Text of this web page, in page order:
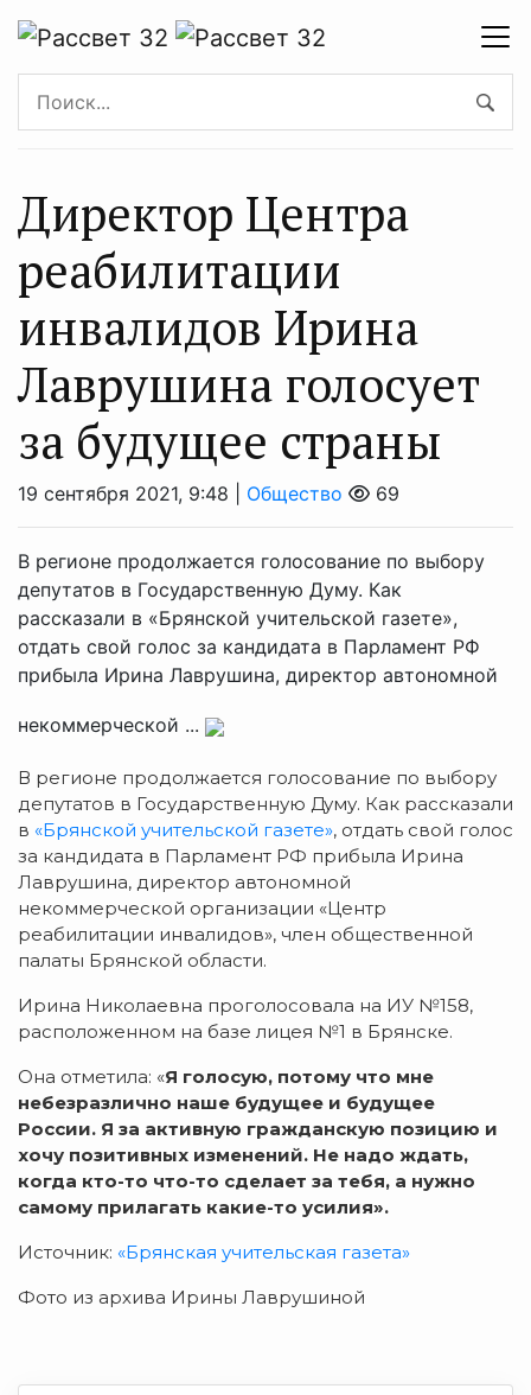
Директор Центра
реабилитации
инвалидов Ирина
Лаврушина голосует
за будущее страны
19 сентября 2021, 9:48 | Общество 69
В регионе продолжается голосование по выбору
депутатов в Государственную Думу. Как
рассказали в «Брянской учительской газете»,
отдать свой голос за кандидата в Парламент РФ
прибыла Ирина Лаврушина, директор автономной
некоммерческой ...
В регионе продолжается голосование по выбору
депутатов в Государственную Думу. Как рассказали
в «Брянской учительской газете», отдать свой голос
за кандидата в Парламент РФ прибыла Ирина
Лаврушина, директор автономной
некоммерческой организации «Центр
реабилитации инвалидов», член общественной
палаты Брянской области.
Ирина Николаевна проголосовала на ИУ №158,
расположенном на базе лицея №1 в Брянске.
Она отметила: «Я голосую, потому что мне
небезразлично наше будущее и будущее
России. Я за активную гражданскую позицию и
хочу позитивных изменений. Не надо ждать,
когда кто-то что-то сделает за тебя, а нужно
самому прилагать какие-то усилия».
Источник: «Брянская учительская газета»
Фото из архива Ирины Лаврушиной